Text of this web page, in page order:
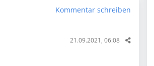
Kommentar schreiben
21.09.2021, 06:08